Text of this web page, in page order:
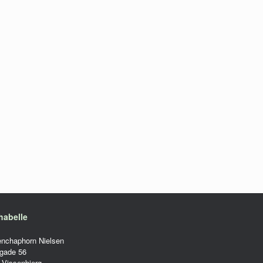
Nielsen
56